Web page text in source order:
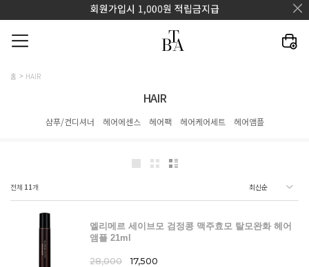
홈 HAIR
HAIR
샴푸/컨디셔너 헤어에센스 헤어팩 헤어케어세트 헤어앰플
전체 11개
엘리메르 세이브모 검정콩 맥주효모 탈모완화 헤어
앰플 21ml
28,000 17,500